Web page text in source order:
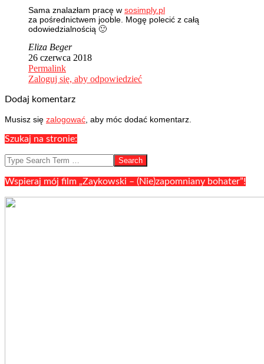
Sama znalazłam pracę w sosimply.pl
za pośrednictwem jooble. Mogę polecić z całą
odowiedzialnością 🙂
Eliza Beger
26 czerwca 2018
Permalink
Zaloguj się, aby odpowiedzieć
Dodaj komentarz
Musisz się zalogować , aby móc dodać komentarz.
Szukaj na stronie:
Search
Wspieraj mój film „Zaykowski – (Nie)zapomniany bohater”!